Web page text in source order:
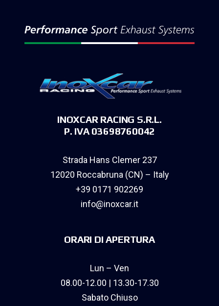
INOXCAR RACING S.R.L.
P. IVA 03698760042
Strada Hans Clemer 237
12020 Roccabruna (CN) – Italy
+39 0171 902269
info@inoxcar.it
ORARI DI APERTURA
Lun – Ven
08.00-12.00 | 13.30-17.30
Sabato Chiuso